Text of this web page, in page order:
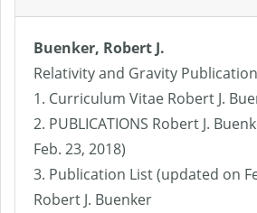
Buenker, Robert J.
Relativity and Gravity
1. Curriculum Vitae Robert J.
2. PUBLICATIONS Robert J.
Feb. 23, 2018)
3. Publication List (updated on
Robert J. Buenker